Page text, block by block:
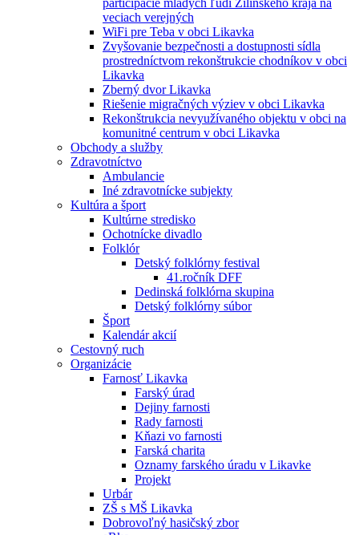
participácie mladých ľudí Žilinského kraja na
veciach verejných
WiFi pre Teba v obci Likavka
Zvyšovanie bezpečnosti a dostupnosti sídla
prostredníctvom rekonštrukcie chodníkov v obci
Likavka
Zberný dvor Likavka
Riešenie migračných výziev v obci Likavka
Rekonštrukcia nevyužívaného objektu v obci na
komunitné centrum v obci Likavka
Obchody a služby
Zdravotníctvo
Ambulancie
Iné zdravotnícke subjekty
Kultúra a šport
Kultúrne stredisko
Ochotnícke divadlo
Folklór
Detský folklórny festival
41.ročník DFF
Dedinská folklórna skupina
Detský folklórny súbor
Šport
Kalendár akcií
Cestovný ruch
Organizácie
Farnosť Likavka
Farský úrad
Dejiny farnosti
Rady farnosti
Kňazi vo farnosti
Farská charita
Oznamy farského úradu v Likavke
Projekt
Urbár
ZŠ s MŠ Likavka
Dobrovoľný hasičský zbor